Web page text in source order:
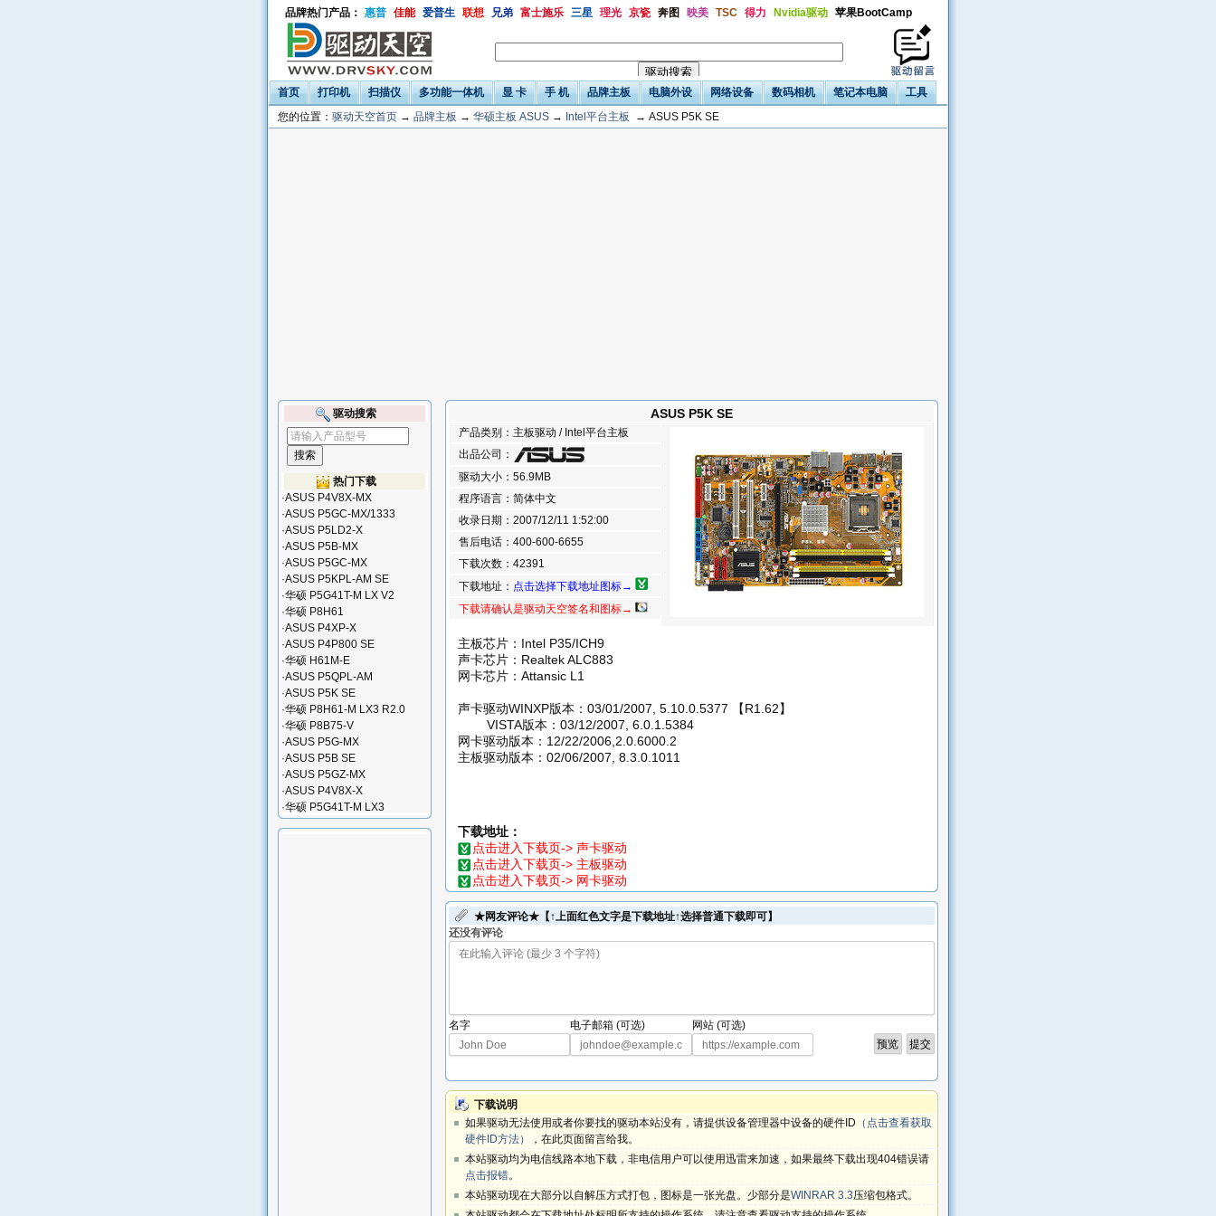
品牌热门产品： 惠普 佳能 爱普生 联想 兄弟 富士施乐 三星 理光 京瓷 奔图 映美 TSC 得力 Nvidia驱动 苹果BootCamp
首页 打印机 扫描仪 多功能一体机 显 卡 手 机 品牌主板 电脑外设 网络设备 数码相机 笔记本电脑
工具
您的位置： 驱动天空首页 → 品牌主板 → 华硕主板 ASUS → Intel平台主板 → ASUS P5K SE
ASUS P5K SE
产品类别：主板驱动 / Intel平台主板
出品公司：
驱动大小：56.9MB
程序语言：简体中文
收录日期：2007/12/11 1:52:00
售后电话：400-600-6655
下载次数：42391
下载地址： 点击选择下载地址图标→
下载请确认是驱动天空签名和图标→
主板芯片：Intel P35/ICH9
声卡芯片：Realtek ALC883
网卡芯片：Attansic L1
声卡驱动WINXP版本：03/01/2007, 5.10.0.5377 【R1.62】
VISTA版本：03/12/2007, 6.0.1.5384
网卡驱动版本：12/22/2006,2.0.6000.2
主板驱动版本：02/06/2007, 8.3.0.1011
下载地址：
点击进入下载页-> 声卡驱动
点击进入下载页-> 主板驱动
点击进入下载页-> 网卡驱动
★网友评论★【↑上面红色文字是下载地址↑选择普通下载即可】
还没有评论
名字 电子邮箱 (可选) 网站 (可选)
下载说明
如果驱动无法使用或者你要找的驱动本站没有，请提供设备管理器中设备的硬件ID （点击查看获取
硬件ID方法）
，在此页面留言给我。
本站驱动均为电信线路本地下载，非电信用户可以使用迅雷来加速，如果最终下载出现404错误请
点击报错。
本站驱动现在大部分以自解压方式打包，图标是一张光盘。少部分是WINRAR 3.3压缩包格式。
驱动搜索
热门下载
·ASUS P4V8X-MX
·ASUS P5GC-MX/1333
·ASUS P5LD2-X
·ASUS P5B-MX
·ASUS P5GC-MX
·ASUS P5KPL-AM SE
·华硕 P5G41T-M LX V2
·华硕 P8H61
·ASUS P4XP-X
·ASUS P4P800 SE
·华硕 H61M-E
·ASUS P5QPL-AM
·ASUS P5K SE
·华硕 P8H61-M LX3 R2.0
·华硕 P8B75-V
·ASUS P5G-MX
·ASUS P5B SE
·ASUS P5GZ-MX
·ASUS P4V8X-X
·华硕 P5G41T-M LX3